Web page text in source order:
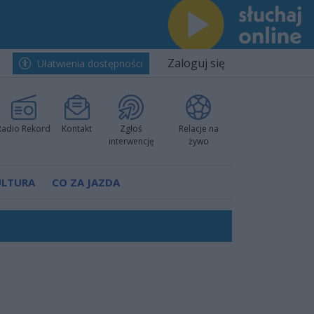
Ułatwienia dostępności Zaloguj się
Rekord Kontakt
Zgłoś
interwencję
Relacje na
żywo
CO ZA JAZDA